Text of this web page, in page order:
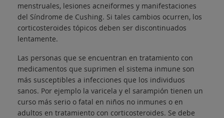
menstruales, lesiones acneiformes y manifestaciones
del Síndrome de Cushing. Si tales cambios ocurren, los
corticosteroides tópicos deben ser discontinuados
lentamente.
Las personas que se encuentran en tratamiento con
medicamentos que suprimen el sistema inmune son
más susceptibles a infecciones que los individuos
sanos. Por ejemplo la varicela y el sarampión tienen un
curso más serio o fatal en niños no inmunes o en
adultos en tratamiento con corticosteroides. Se debe